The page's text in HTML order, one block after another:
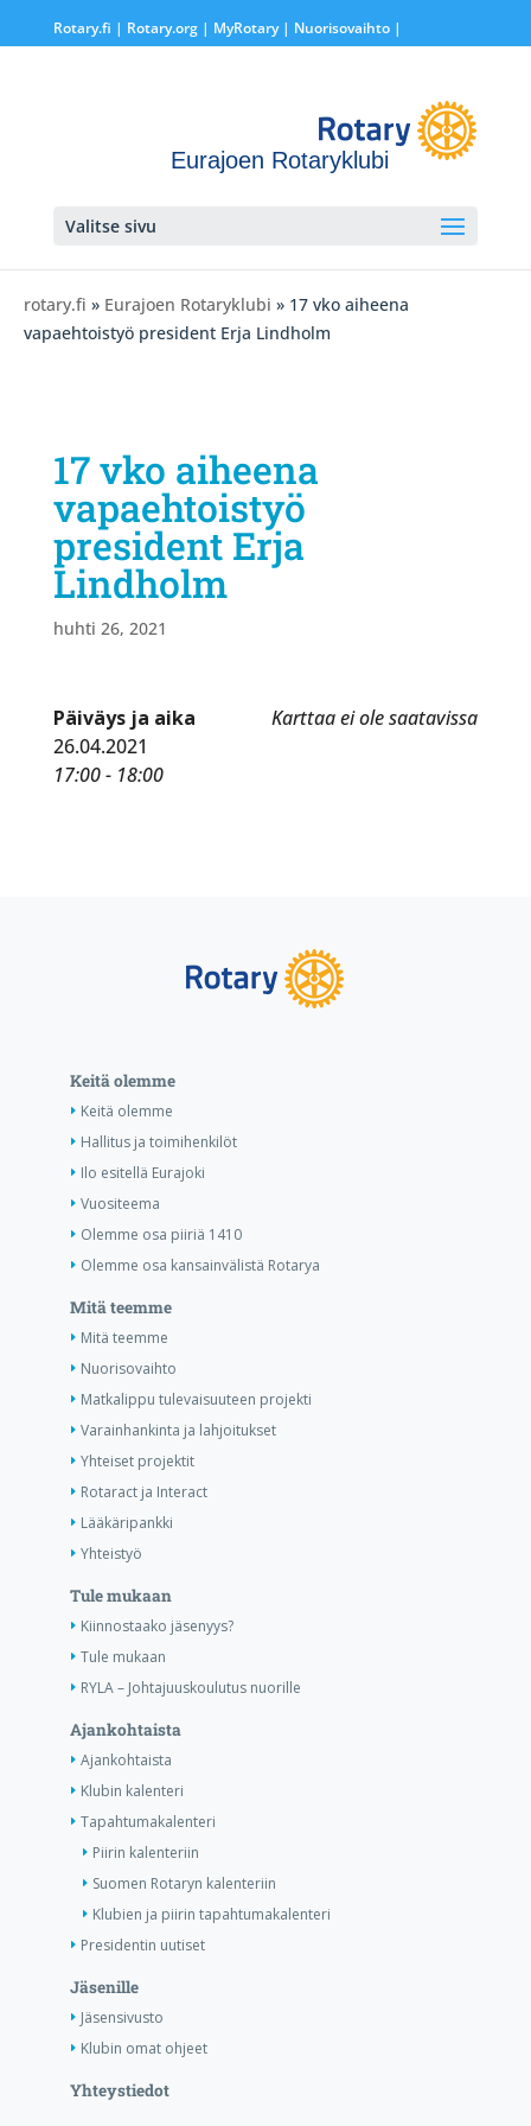
Rotary.fi | Rotary.org| MyRotary | Nuorisovaihto|
Eurajoen Rotaryklubi
Valitse sivu
rotary.fi » Eurajoen Rotaryklubi » 17 vko aiheena
vapaehtoistyö president Erja Lindholm
17 vko aiheena
vapaehtoistyö
president Erja
Lindholm
huhti 26, 2021
Karttaa ei ole saatavissa
Päiväys ja aika
26.04.2021
17:00 - 18:00
Keitä olemme
Keitä olemme
Hallitus ja toimihenkilöt
Ilo esitellä Eurajoki
Vuositeema
Olemme osa piiriä 1410
Olemme osa kansainvälistä Rotarya
Mitä teemme
Mitä teemme
Nuorisovaihto
Matkalippu tulevaisuuteen projekti
Varainhankinta ja lahjoitukset
Yhteiset projektit
Rotaract ja Interact
Lääkäripankki
Yhteistyö
Tule mukaan
Kiinnostaako jäsenyys?
Tule mukaan
RYLA – Johtajuuskoulutus nuorille
Ajankohtaista
Ajankohtaista
Klubin kalenteri
Tapahtumakalenteri
Piirin kalenteriin
Suomen Rotaryn kalenteriin
Klubien ja piirin tapahtumakalenteri
Presidentin uutiset
Jäsenille
Jäsensivusto
Klubin omat ohjeet
Yhteystiedot